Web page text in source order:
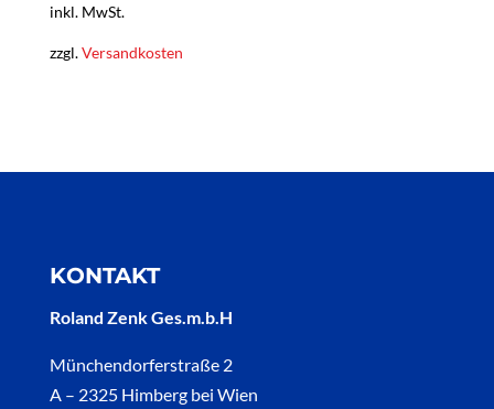
inkl. MwSt.
zzgl.Versandkosten
KONTAKT
Roland Zenk Ges.m.b.H
Münchendorferstraße 2
A – 2325 Himberg bei Wien